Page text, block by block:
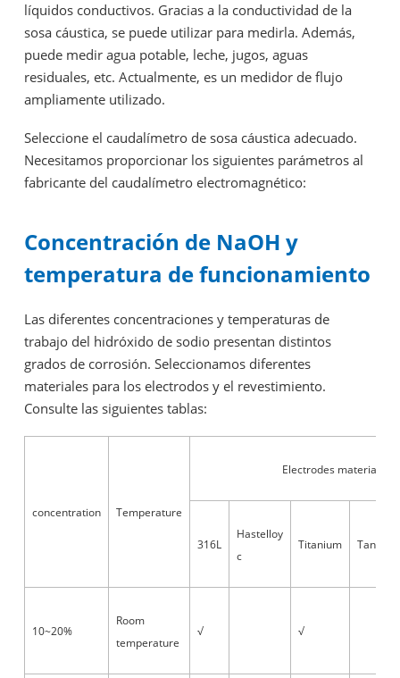
líquidos conductivos. Gracias a la conductividad de la
sosa cáustica, se puede utilizar para medirla. Además,
puede medir agua potable, leche, jugos, aguas
residuales, etc. Actualmente, es un medidor de flujo
ampliamente utilizado.
Seleccione el caudalímetro de sosa cáustica adecuado.
Necesitamos proporcionar los siguientes parámetros al
fabricante del caudalímetro electromagnético:
Concentración de NaOH y
temperatura de funcionamiento
Las diferentes concentraciones y temperaturas de
trabajo del hidróxido de sodio presentan distintos
grados de corrosión. Seleccionamos diferentes
materiales para los electrodos y el revestimiento.
Consulte las siguientes tablas:
concentration Temperature
Electrodes material
316L
Hastelloy
c
Titanium
10~20%
Room
temperature
√ √